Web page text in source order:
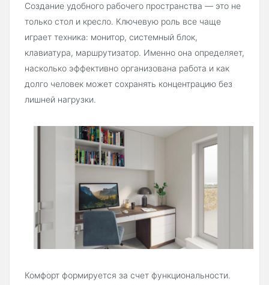
Создание удобного рабочего пространства — это не
только стол и кресло. Ключевую роль все чаще
играет техника: монитор, системный блок,
клавиатура, маршрутизатор. Именно она определяет,
насколько эффективно организована работа и как
долго человек может сохранять концентрацию без
лишней нагрузки.
Комфорт формируется за счет функциональности.